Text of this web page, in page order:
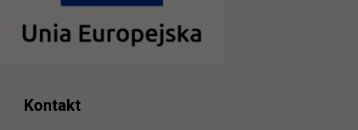
Kontakt